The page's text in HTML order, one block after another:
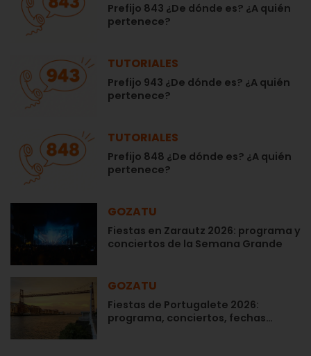
Prefijo 843 ¿De dónde es? ¿A quién
pertenece?
TUTORIALES
Prefijo 943 ¿De dónde es? ¿A quién
pertenece?
TUTORIALES
Prefijo 848 ¿De dónde es? ¿A quién
pertenece?
GOZATU
Fiestas en Zarautz 2026: programa y
conciertos de la Semana Grande
GOZATU
Fiestas de Portugalete 2026:
programa, conciertos, fechas…